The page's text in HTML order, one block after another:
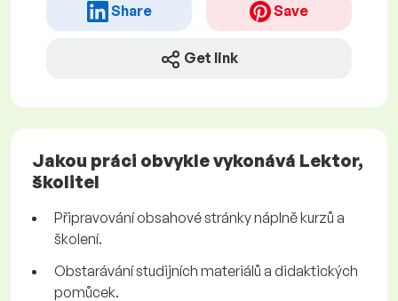
Share Save
Get link
Jakou práci obvykle vykonává Lektor,
školitel
Připravování obsahové stránky náplně kurzů a
školení.
Obstarávání studijních materiálů a didaktických
pomůcek.